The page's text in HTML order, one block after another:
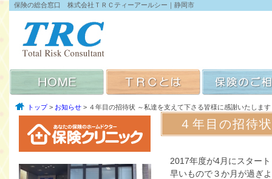
保険の総合窓口 株式会社ＴＲＣティーアールシー｜静岡市
トップ> お知らせ > ４年目の招待状 ～私達を支えて下さる皆様に感謝いたします
４年目の招待
2017年度が4月にスター
早いもので３か月が過ぎ